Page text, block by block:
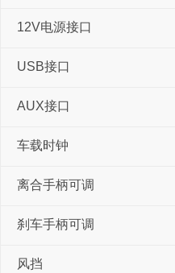
12V电源接口
USB接口
AUX接口
车载时钟
离合手柄可调
刹车手柄可调
风挡